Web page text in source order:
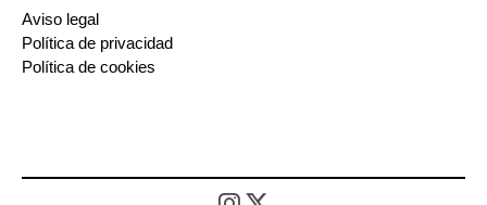
Aviso legal
Política de privacidad
Política de cookies